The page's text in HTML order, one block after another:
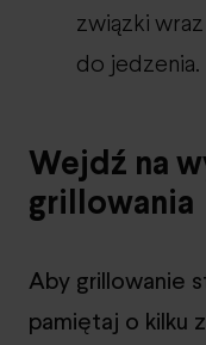
związki
do jedzenia.
Wejdź na
grillowania
Aby grillowanie
pamiętaj o kilku